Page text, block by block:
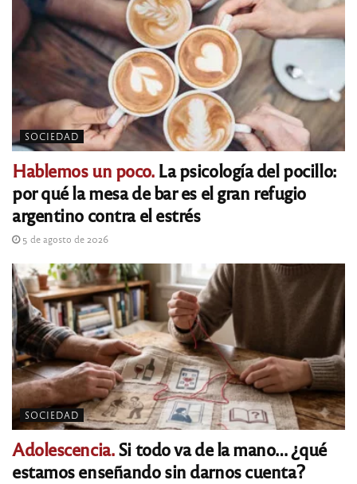
SOCIEDAD
Hablemos un poco.La psicología del pocillo:
por qué la mesa de bar es el gran refugio
argentino contra el estrés
5 de agosto de 2026
SOCIEDAD
Adolescencia.Si todo va de la mano… ¿qué
estamos enseñando sin darnos cuenta?